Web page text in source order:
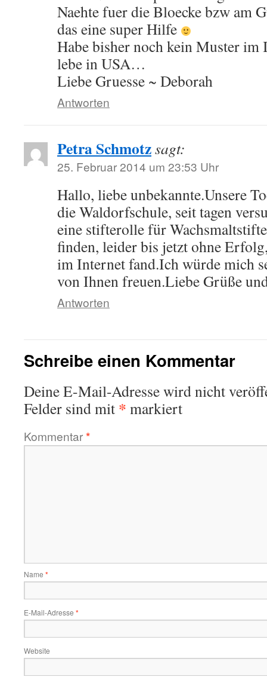
Naehte fuer die Bloecke bzw am
das eine super Hilfe
Habe bisher noch kein Muster im
lebe in USA…
Liebe Gruesse ~ Deborah
Antworten
Petra Schmotzsagt:
25. Februar 2014 um 23:53 Uhr
Hallo, liebe unbekannte.Unsere
die Waldorfschule, seit tagen
eine stifterolle für
finden, leider bis jetzt ohne
im Internet fand.Ich würde mich
von Ihnen freuen.Liebe Grüße
Antworten
Schreibe einen Kommentar
Deine E-Mail-Adresse wird nicht
Felder sind mit * markiert
Kommentar*
Name *
E-Mail-Adresse *
Website